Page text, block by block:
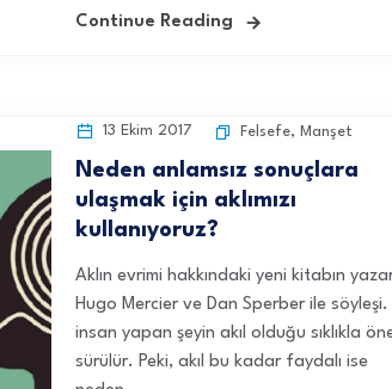
Continue Reading
13 Ekim 2017 Felsefe, Manşet
Neden anlamsız sonuçlara
ulaşmak için aklımızı
kullanıyoruz?
Aklın evrimi hakkındaki yeni kitabın
Hugo Mercier ve Dan Sperber ile söyleşi.
insan yapan şeyin akıl olduğu sıklıkla
sürülür. Peki, akıl bu kadar faydalı ise